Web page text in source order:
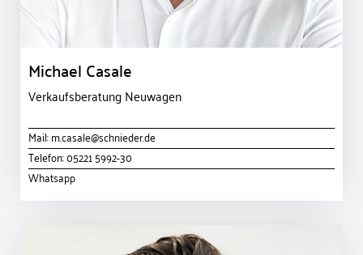
Michael Casale
Verkaufsberatung Neuwagen
Mail:m.casale@schnieder.de
Telefon:05221 5992-30
Whatsapp